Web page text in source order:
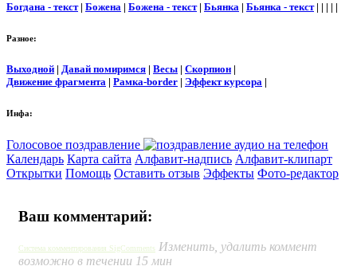
Богдана - текст| Божена | Божена - текст| Бьянка | Бьянка - текст| | | | |
Разное:
Выходной | Давай помиримся | Весы | Скорпион |
Движение фрагмента | Рамка-border | Эффект курсора |
Инфа:
Голосовое поздравление
Календарь Карта сайта Алфавит-надпись Алфавит-клипарт
Открытки Помощь Оставить отзыв Эффекты Фото-редактор
Ваш комментарий:
Система комментирования SigComments Изменить, удалить коммент
возможно в течении 15 мин